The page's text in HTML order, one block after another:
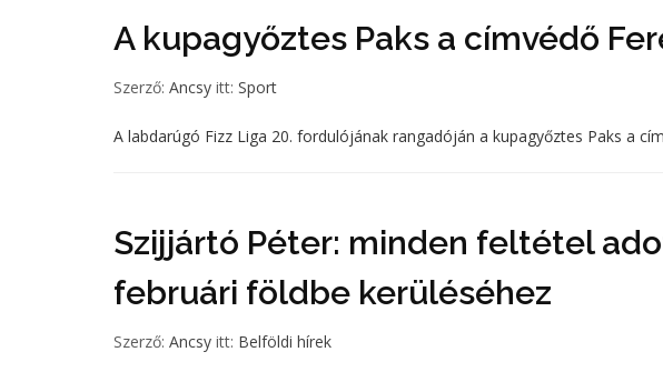
A kupagyőztes Paks a címvédő
Szerző: Ancsy itt: Sport
A labdarúgó Fizz Liga 20. fordulójának rangadóján a kupagyőztes Paks a
Szijjártó Péter: minden feltétel
februári földbe kerüléséhez
Szerző: Ancsy itt: Belföldi hírek